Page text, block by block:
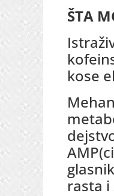
ŠTA
kose
rasta i